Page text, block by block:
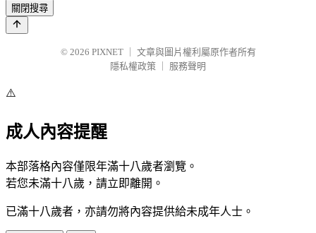
關閉搜尋
© 2026 PIXNET
文章與圖片權利屬原作者所有
隱私權政策
服務聲明
⚠️
成人內容提醒
本部落格內容僅限年滿十八歲者瀏覽。
若您未滿十八歲，請立即離開。
已滿十八歲者，亦請勿將內容提供給未成年人士。